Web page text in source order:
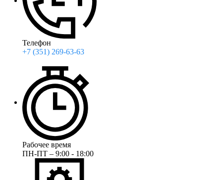
Телефон
+7 (351) 269-63-63
Рабочее время
ПН-ПТ – 9:00 - 18:00